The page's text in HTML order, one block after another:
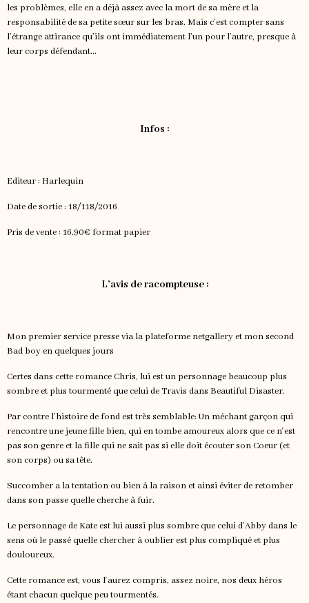
les problèmes, elle en a déjà assez avec la mort de sa mère et la
responsabilité de sa petite sœur sur les bras. Mais c’est compter sans
l’étrange attirance qu’ils ont immédiatement l’un pour l’autre, presque à
leur corps défendant...
Infos :
Editeur : Harlequin
Date de sortie : 18/118/2016
Pris de vente : 16.90€ format papier
L’avis de racompteuse :
Mon premier service presse via la plateforme netgallery et mon second
Bad boy en quelques jours
Certes dans cette romance Chris, lui est un personnage beaucoup plus
sombre et plus tourmenté que celui de Travis dans Beautiful Disaster.
Par contre l'histoire de fond est très semblable: Un méchant garçon qui
rencontre une jeune fille bien, qui en tombe amoureux alors que ce n'est
pas son genre et la fille qui ne sait pas si elle doit écouter son Coeur (et
son corps) ou sa tête.
Succomber a la tentation ou bien à la raison et ainsi éviter de retomber
dans son passe quelle cherche à fuir.
Le personnage de Kate est lui aussi plus sombre que celui d'Abby dans le
sens où le passé quelle chercher à oublier est plus compliqué et plus
douloureux.
Cette romance est, vous l'aurez compris, assez noire, nos deux héros
étant chacun quelque peu tourmentés.